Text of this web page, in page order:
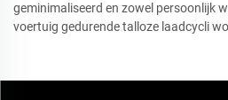
geminimaliseerd en zowel persoonlijk
voertuig gedurende talloze laadcycli